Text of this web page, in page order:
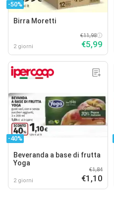
-50%
Birra Moretti
2 giorni
€11,98
€5,99
-40%
Beveranda a base di frutta
Yoga
2 giorni
€1,84
€1,10